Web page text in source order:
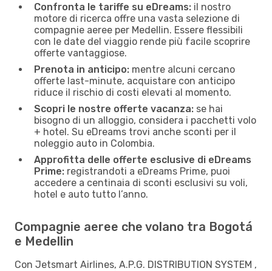
Confronta le tariffe su eDreams: il nostro
motore di ricerca offre una vasta selezione di
compagnie aeree per Medellin. Essere flessibili
con le date del viaggio rende più facile scoprire
offerte vantaggiose.
Prenota in anticipo: mentre alcuni cercano
offerte last-minute, acquistare con anticipo
riduce il rischio di costi elevati al momento.
Scopri le nostre offerte vacanza: se hai
bisogno di un alloggio, considera i pacchetti volo
+ hotel. Su eDreams trovi anche sconti per il
noleggio auto in Colombia.
Approfitta delle offerte esclusive di eDreams
Prime: registrandoti a eDreams Prime, puoi
accedere a centinaia di sconti esclusivi su voli,
hotel e auto tutto l’anno.
Compagnie aeree che volano tra Bogotá
e Medellin
Con Jetsmart Airlines, A.P.G. DISTRIBUTION SYSTEM ,